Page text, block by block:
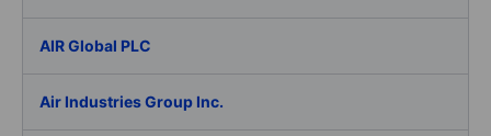
AIR Global PLC
Air Industries Group Inc.